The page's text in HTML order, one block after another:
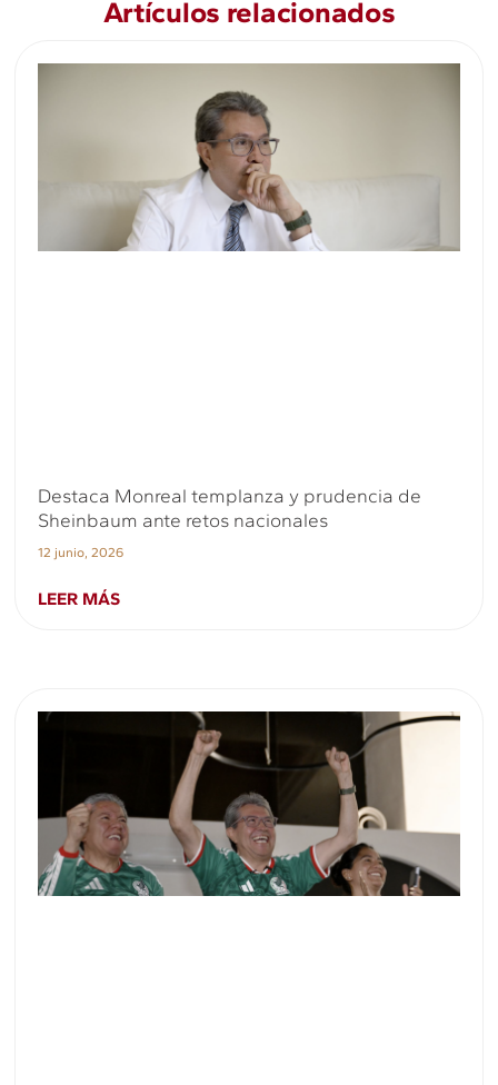
Artículos relacionados
Destaca Monreal templanza y prudencia de
Sheinbaum ante retos nacionales
12 junio, 2026
LEER MÁS